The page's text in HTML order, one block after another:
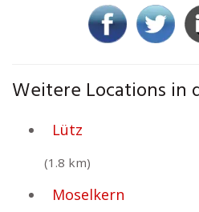
Weitere Locations in
Lütz
(1.8 km)
Moselkern